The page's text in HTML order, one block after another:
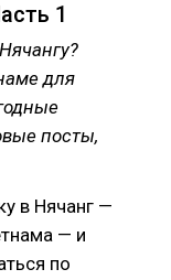
1
для
посты,
в Нячанг —
— и
по